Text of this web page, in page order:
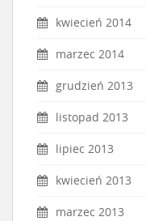
kwiecień 2014
marzec 2014
grudzień 2013
listopad 2013
lipiec 2013
kwiecień 2013
marzec 2013